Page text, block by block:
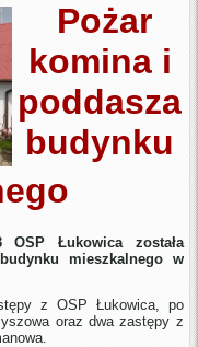
Pożar
komina i
poddasza
budynku
Łukowica została
mieszkalnego w
z OSP Łukowica, po
oraz dwa zastępy z